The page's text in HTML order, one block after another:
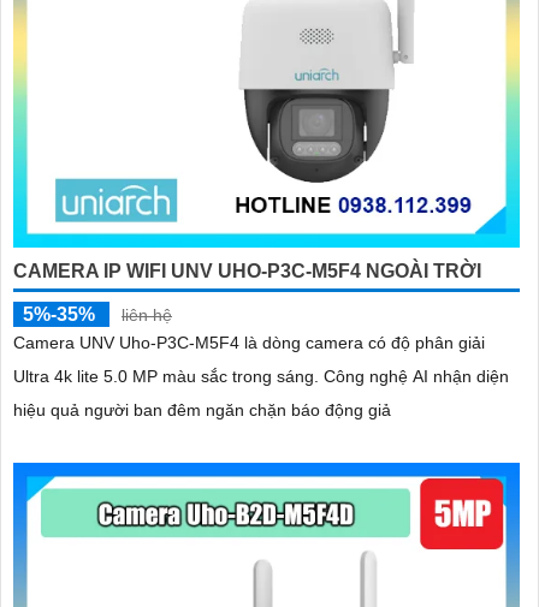
CAMERA IP WIFI UNV UHO-P3C-M5F4 NGOÀI TRỜI
5%-35%
liên hệ
Camera UNV Uho-P3C-M5F4 là dòng camera có độ phân giải
Ultra 4k lite 5.0 MP màu sắc trong sáng. Công nghệ AI nhận diện
hiệu quả người ban đêm ngăn chặn báo động giả